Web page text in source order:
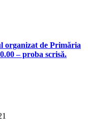
de Primăria
– proba scrisă.